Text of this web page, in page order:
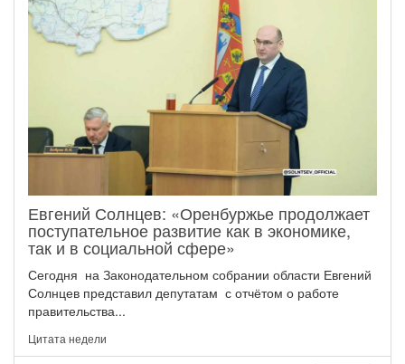
Евгений Солнцев: «Оренбуржье продолжает
поступательное развитие как в экономике,
так и в социальной сфере»
Сегодня на Законодательном собрании области Евгений
Солнцев представил депутатам с отчётом о работе
правительства...
Цитата недели